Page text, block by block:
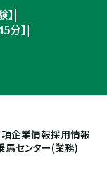
|
分】|
企業情報採用情報
馬センター(業務)